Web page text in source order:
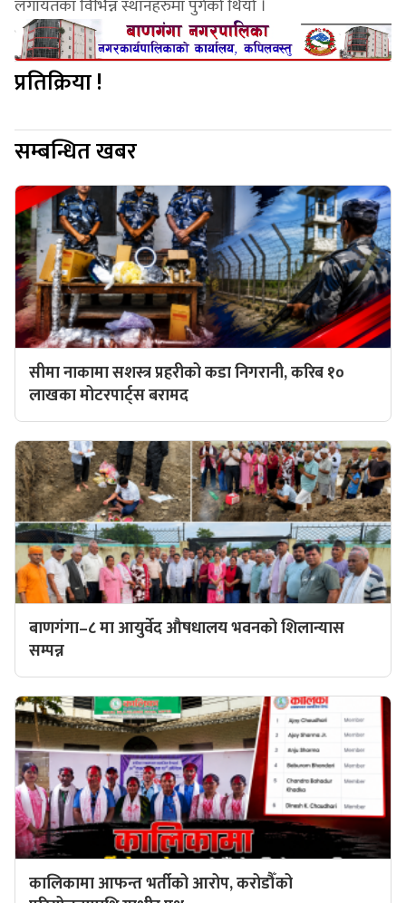
लगायतका विभिन्न स्थानहरुमा पुगेको थियो ।
प्रतिक्रिया !
सम्बन्धित खबर
सीमा नाकामा सशस्त्र प्रहरीको कडा निगरानी, करिब १०
लाखका मोटरपार्ट्स बरामद
बाणगंगा–८ मा आयुर्वेद औषधालय भवनको शिलान्यास
सम्पन्न
कालिकामा आफन्त भर्तीको आरोप, करोडौँको